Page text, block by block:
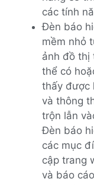
các tính
Đèn báo
mềm nhỏ
ảnh đồ thị
thể có
thấy được
và thông
trộn lẫn
Đèn báo
các mục
cập trang
và báo